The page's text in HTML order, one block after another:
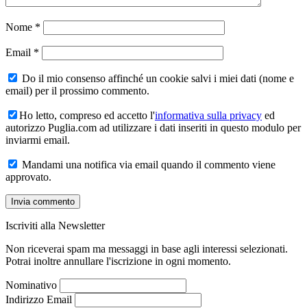
Nome *
Email *
Do il mio consenso affinché un cookie salvi i miei dati (nome e
email) per il prossimo commento.
Ho letto, compreso ed accetto l'informativa sulla privacy ed
autorizzo Puglia.com ad utilizzare i dati inseriti in questo modulo per
inviarmi email.
Mandami una notifica via email quando il commento viene
approvato.
Iscriviti alla Newsletter
Non riceverai spam ma messaggi in base agli interessi selezionati.
Potrai inoltre annullare l'iscrizione in ogni momento.
Nominativo
Indirizzo Email